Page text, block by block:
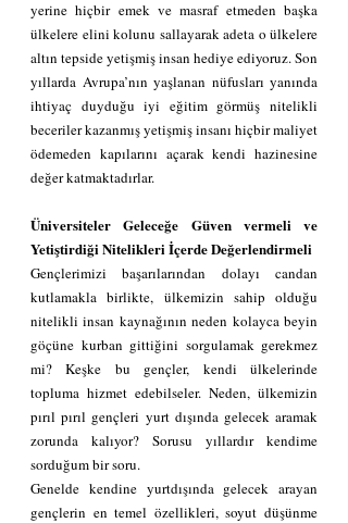
yerine hiçbir emek ve masraf etmeden başka
ülkelere elini kolunu sallayarak adeta o ülkelere
altın tepside yetişmiş insan hediye ediyoruz. Son
yıllarda Avrupa’nın yaşlanan nüfusları yanında
ihtiyaç duyduğu iyi eğitim görmüş nitelikli
beceriler kazanmış yetişmiş insanı hiçbir maliyet
ödemeden kapılarını açarak kendi hazinesine
değer katmaktadırlar.
Üniversiteler Geleceğe Güven vermeli ve
Yetiştirdiği Nitelikleri İçerde Değerlendirmeli
Gençlerimizi başarılarından dolayı candan
kutlamakla birlikte, ülkemizin sahip olduğu
nitelikli insan kaynağının neden kolayca beyin
göçüne kurban gittiğini sorgulamak gerekmez
mi? Keşke bu gençler, kendi ülkelerinde
topluma hizmet edebilseler. Neden, ülkemizin
pırıl pırıl gençleri yurt dışında gelecek aramak
zorunda kalıyor? Sorusu yıllardır kendime
sorduğum bir soru.
Genelde kendine yurtdışında gelecek arayan
gençlerin en temel özellikleri, soyut düşünme